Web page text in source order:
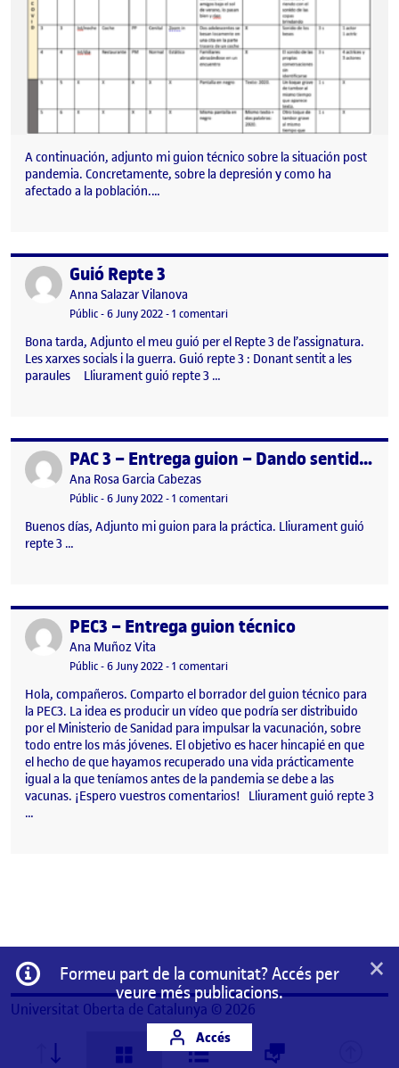
A continuación, adjunto mi guion técnico sobre la situación post
pandemia. Concretamente, sobre la depresión y como ha
afectado a la población.…
Publicat perGuió Repte 3
Publicat per
Anna Salazar Vilanova
Visibilitat:
Públic-Data de publicació
6 Juny 2022-1 comentaria Guió Repte 3
Bona tarda, Adjunto el meu guió per el Repte 3 de l’assignatura.
Les xarxes socials i la guerra. Guió repte 3 : Donant sentit a les
paraules Lliurament guió repte 3 …
Publicat per PAC 3 – Entrega guion – Dando sentido a las imágenes
Publicat per
Ana Rosa Garcia Cabezas
Visibilitat:
Públic-Data de publicació
6 Juny 2022-1 comentaria PAC 3 – Entrega guion – Dando
Buenos días, Adjunto mi guion para la práctica. Lliurament guió
repte 3 …
Publicat perPEC3 – Entrega guion técnico
Publicat per
Ana Muñoz Vita
Visibilitat:
Públic-Data de publicació
6 Juny 2022-1 comentaria PEC3 – Entrega guion técnico
Hola, compañeros. Comparto el borrador del guion técnico para
la PEC3. La idea es producir un vídeo que podría ser distribuido
por el Ministerio de Sanidad para impulsar la vacunación, sobre
todo entre los más jóvenes. El objetivo es hacer hincapié en que
el hecho de que hayamos recuperado una vida prácticamente
igual a la que teníamos antes de la pandemia se debe a las
vacunas. ¡Espero vuestros comentarios! Lliurament guió repte 3
…
Informació
Formeu part de la comunitat? Accés per
veure més publicacions.
Accés
×
Universitat Oberta de Catalunya © 2026